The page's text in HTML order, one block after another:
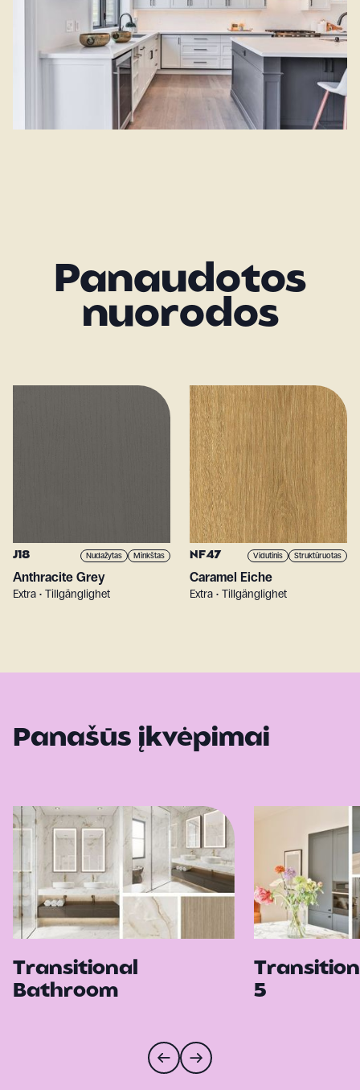
Panaudotos
nuorodos
J18 Nudažytas Minkštas
Anthracite Grey
Extra • Tillgänglighet
NF47 Vidutinis Struktūruotas
Caramel Eiche
Extra • Tillgänglighet
Panašūs įkvėpimai
Transitional
Bathroom
5